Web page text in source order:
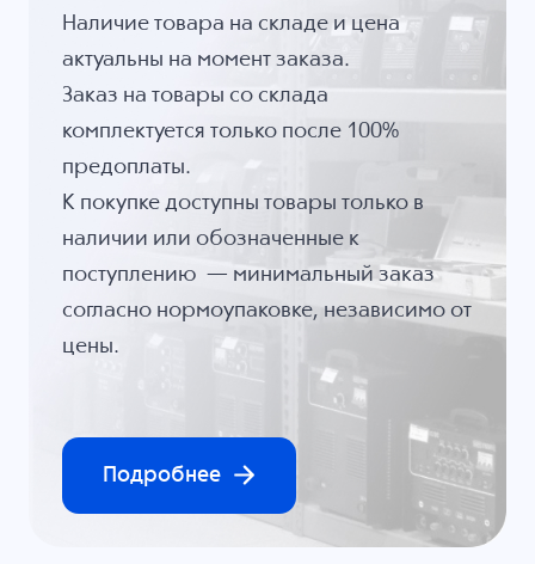
Наличие товара на складе и цена
актуальны на момент заказа.
Заказ на товары со склада
комплектуется только после 100%
предоплаты.
К покупке доступны товары только в
наличии или обозначенные к
поступлению — минимальный заказ
согласно нормоупаковке, независимо от
цены.
Подробнее